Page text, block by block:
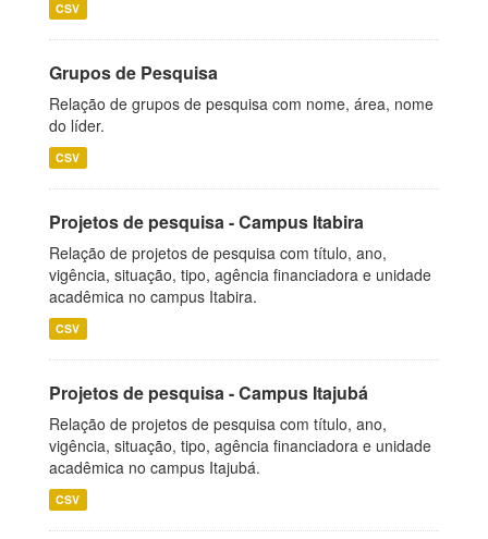
CSV
Grupos de Pesquisa
Relação de grupos de pesquisa com nome, área, nome
do líder.
CSV
Projetos de pesquisa - Campus Itabira
Relação de projetos de pesquisa com título, ano,
vigência, situação, tipo, agência financiadora e unidade
acadêmica no campus Itabira.
CSV
Projetos de pesquisa - Campus Itajubá
Relação de projetos de pesquisa com título, ano,
vigência, situação, tipo, agência financiadora e unidade
acadêmica no campus Itajubá.
CSV